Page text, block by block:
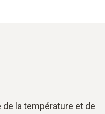
la température et de